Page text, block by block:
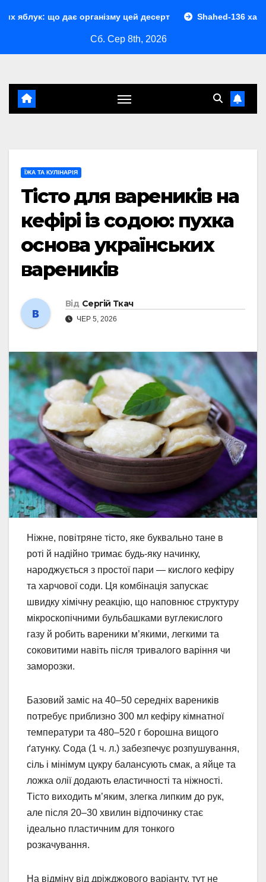
організму цей десерт Shahed-136 характеристики:
Сб. Сер 8th, 2026
ЇЖА ТА КУЛІНАРІЯ
Тісто для вареників на
кефірі із содою: пухка
основа українських
вареників
Від Сергій Ткач
ЧЕР 5, 2026
Ніжне, повітряне тісто, яке буквально тане в
роті й надійно тримає будь-яку начинку,
народжується з простої пари — кислого кефіру
та харчової соди. Ця комбінація запускає
швидку хімічну реакцію, що наповнює структуру
мікроскопічними бульбашками вуглекислого
газу й робить вареники м’якими, легкими та
соковитими навіть після тривалого варіння чи
заморозки.
Базовий заміс на 40–50 середніх вареників
потребує приблизно 300 мл кефіру кімнатної
температури та 480–520 г борошна вищого
ґатунку. Сода (1 ч. л.) забезпечує розпушування,
сіль і мінімум цукру балансують смак, а яйце та
ложка олії додають еластичності та ніжності.
Тісто виходить м’яким, злегка липким до рук,
але після 20–30 хвилин відпочинку стає
ідеально пластичним для тонкого
розкачування.
На відміну від дріжджового варіанту, тут не